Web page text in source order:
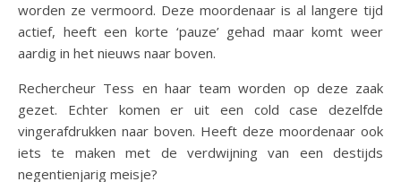
worden ze vermoord. Deze moordenaar is al langere tijd
actief, heeft een korte ‘pauze’ gehad maar komt weer
aardig in het nieuws naar boven.
Rechercheur Tess en haar team worden op deze zaak
gezet. Echter komen er uit een cold case dezelfde
vingerafdrukken naar boven. Heeft deze moordenaar ook
iets te maken met de verdwijning van een destijds
negentienjarig meisje?